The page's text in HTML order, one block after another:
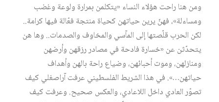
ومن هنا راحت هؤلاء النساء «يتكلمن بمرارة ولوعة وغضب
ومساءلة»، فهنّ يرين حياتهن كحياة منتجة فعّالة فيها كرامة..
لكن الحرب قلّصتها إلى المآسي والمخاوف والصدمات.. وها هن
يتحدّثن عن «خسارة فادحة في مصادر رزقهن وأرضهن
ومنازلهن، وموت أحبائهن، وضياع راحة بالهن وأهداف
حياتهن…». في هذا الشريط الفلسطيني عرفت آراصغلي كيف
تصوّر العادي داخل اللاعادي، والعكس صحيح. وعرفت كيف